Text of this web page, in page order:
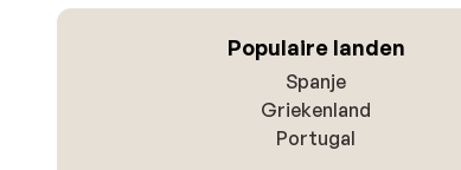
Populaire landen
Spanje
Griekenland
Portugal